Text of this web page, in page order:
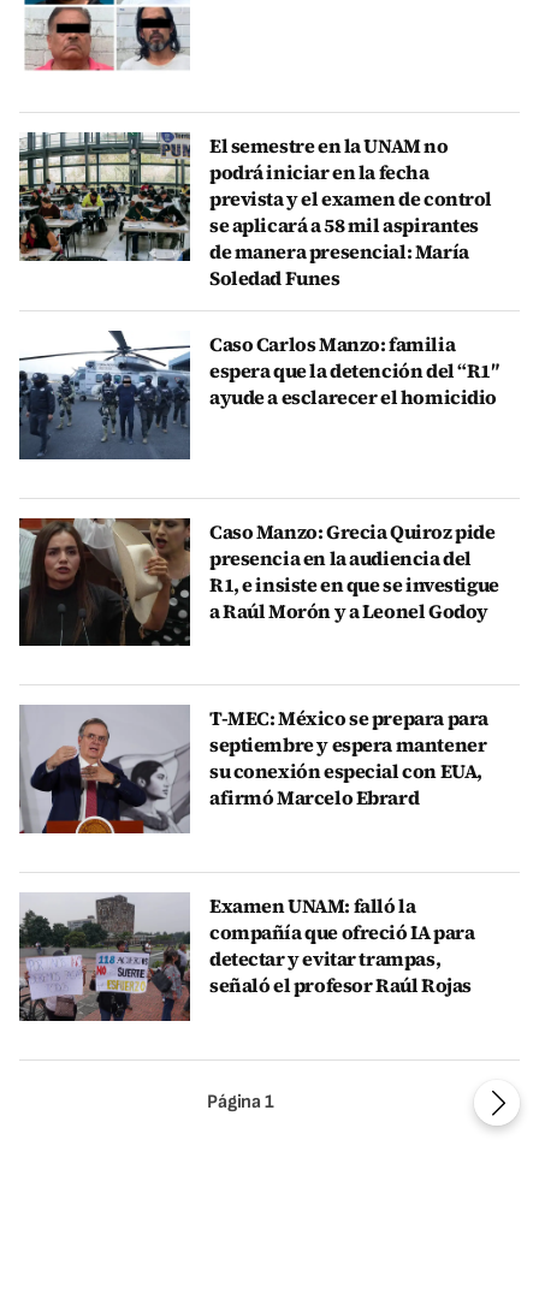
El semestre en la UNAM no
podrá iniciar en la fecha
prevista y el examen de control
se aplicará a 58 mil aspirantes
de manera presencial: María
Soledad Funes
Caso Carlos Manzo: familia
espera que la detención del “R1″
ayude a esclarecer el homicidio
Caso Manzo: Grecia Quiroz pide
presencia en la audiencia del
R1, e insiste en que se investigue
a Raúl Morón y a Leonel Godoy
T-MEC: México se prepara para
septiembre y espera mantener
su conexión especial con EUA,
afirmó Marcelo Ebrard
Examen UNAM: falló la
compañía que ofreció IA para
detectar y evitar trampas,
señaló el profesor Raúl Rojas
Página 1